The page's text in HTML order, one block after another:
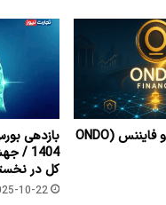
معرفی کامل اوندو فایننس (ONDO
بازدهی
کل در
10-22